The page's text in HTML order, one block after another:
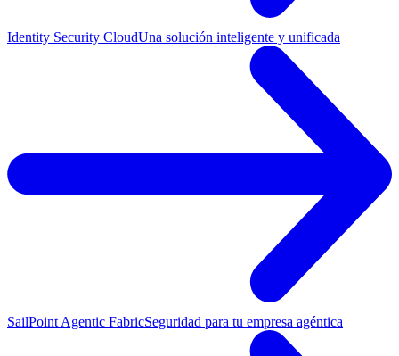
Identity Security CloudUna solución inteligente y unificada
SailPoint Agentic FabricSeguridad para tu empresa agéntica